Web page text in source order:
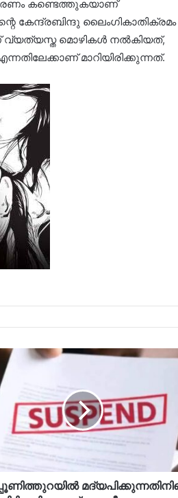
കണ്ടെത്തുകയാണ്
കേന്ദ്രബിന്ദു ലൈംഗികാതിക്രമം
വ്യത്യസ്ത മൊഴികൾ നൽകിയത്,
മാറിയിരിക്കുന്നത്.